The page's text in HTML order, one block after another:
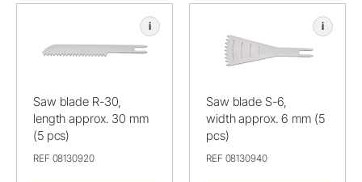
i
Saw blade R-30,
length approx. 30 mm
(5 pcs)
REF 08130920
i
Saw blade S-6,
width approx. 6 mm (5
pcs)
REF 08130940